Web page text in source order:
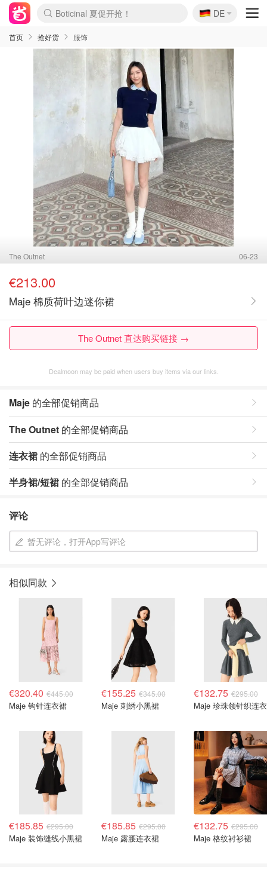
4折！lulu周四疯狂上新
还没结束！&OtherStories大促
Joybuy变相75折 随时失效
速领！Stanley独家85折
疑似霸哥！Camper额外叠85折
Zalando 奥莱闪促！每日更新
Moncler反季囤！5折起+叠9折
Coach Brooklyn仅€192
🇩🇪
DE
首页 抢好货 服饰
The Outnet 06-23
€213.00
Maje 棉质荷叶边迷你裙
The Outnet 直达购买链接 →
Dealmoon may be paid when users buy items via our links.
Maje 的全部促销商品
The Outnet 的全部促销商品
连衣裙 的全部促销商品
半身裙/短裙 的全部促销商品
评论
暂无评论，打开App写评论
相似同款
€320.40 €445.00
Maje 钩针连衣裙
€155.25 €345.00
Maje 刺绣小黑裙
€132.75 €295.00
Maje 珍珠领针织连
€185.85 €295.00
Maje 装饰缝线小黑裙
€185.85 €295.00
Maje 露腰连衣裙
€132.75 €295.00
Maje 格纹衬衫裙